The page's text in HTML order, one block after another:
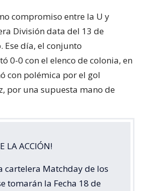
compromiso entre la U y
División data del 13 de
Ese día, el conjunto
0-0 con el elenco de colonia, en
con polémica por el gol
por una supuesta mano de
LA ACCIÓN!
cartelera Matchday de los
tomarán la Fecha 18 de